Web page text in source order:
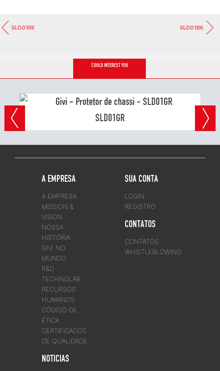
SLD01RE SLD01BK
COULD INTEREST YOU
SLD01GR
A EMPRESA
A EMPRESA
MISSION &
VISION
NOSSA
HISTÓRIA
GIVI NO
MUNDO
R&D
TECHNOLAB
RECURSOS
HUMANOS
CÓDIGO DE
ÉTICA
CERTIFICADOS
DE QUALIDADE
NOTICIAS
SUA CONTA
LOGIN
REGISTRO
CONTATOS
CONTATOS
WHISTLEBLOWING